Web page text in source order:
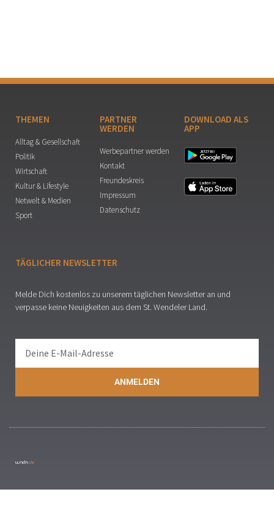
THEMEN
Alltag & Gesellschaft
Politik
Wirtschaft
Kultur & Lifestyle
Netwelt & Medien
Sport
PARTNER
WERDEN
Werbepartner werden
Kontakt
Freundeskreis
Impressum
Datenschutz
DOWNLOAD ALS
APP
TÄGLICHER NEWSLETTER
Melde Dich kostenlos zu unserem täglichen Newsletter an und
verpasse keine Neuigkeiten aus dem St. Wendeler Land.
ANMELDEN